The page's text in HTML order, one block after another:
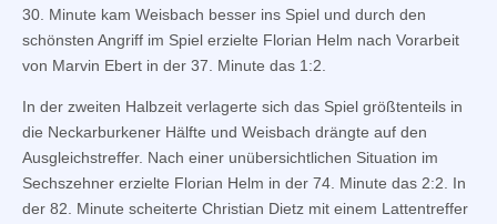
30. Minute kam Weisbach besser ins Spiel und durch den
schönsten Angriff im Spiel erzielte Florian Helm nach Vorarbeit
von Marvin Ebert in der 37. Minute das 1:2.
In der zweiten Halbzeit verlagerte sich das Spiel größtenteils in
die Neckarburkener Hälfte und Weisbach drängte auf den
Ausgleichstreffer. Nach einer unübersichtlichen Situation im
Sechszehner erzielte Florian Helm in der 74. Minute das 2:2. In
der 82. Minute scheiterte Christian Dietz mit einem Lattentreffer